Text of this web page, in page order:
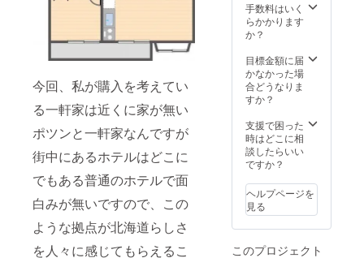
今回、私が購入を考えてい
る一軒家は近くに家が無い
ポツンと一軒家なんですが
街中にあるホテルはどこに
でもある普通のホテルで面
白みが無いですので、この
ような拠点が北海道らしさ
を人々に感じてもらえるこ
手数料はいく
らかかります
か？
目標金額に届
かなかった場
合どうなりま
すか？
支援で困った
時はどこに相
談したらいい
ですか？
ヘルプページを
見る
このプロジェクト